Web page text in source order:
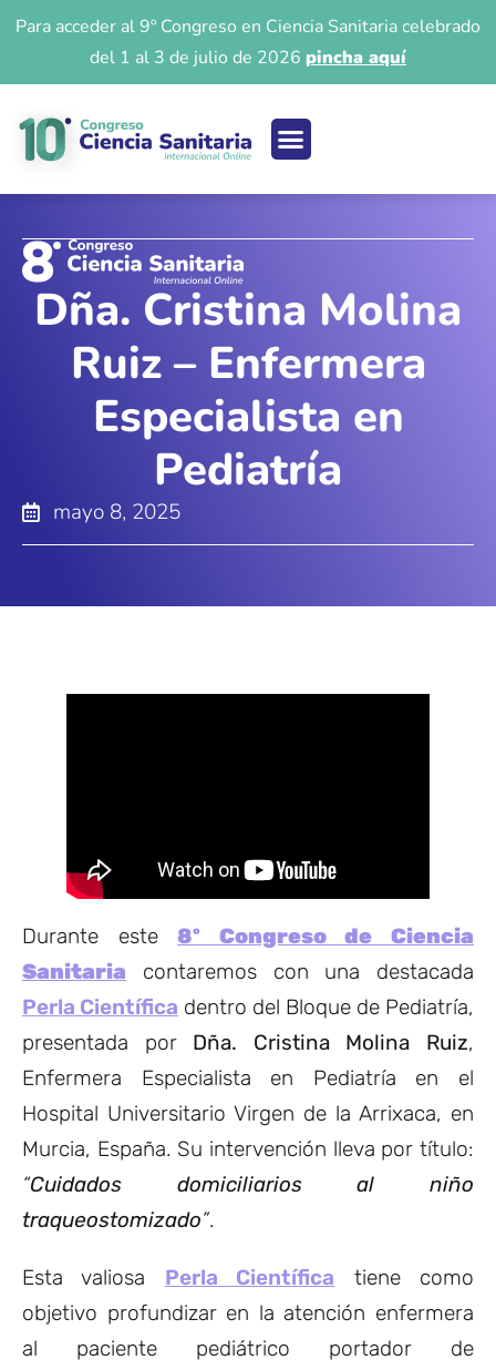
Para acceder al 9º Congreso en Ciencia Sanitaria celebrado
del 1 al 3 de julio de 2026 pincha aquí
Dña. Cristina Molina
Ruiz – Enfermera
Especialista en
Pediatría
mayo 8, 2025
Durante este8º Congreso de Ciencia
Sanitaria contaremos con una destacada
Perla Científica dentro del Bloque de Pediatría,
presentada por Dña. Cristina Molina Ruiz,
Enfermera Especialista en Pediatría en el
Hospital Universitario Virgen de la Arrixaca, en
Murcia, España. Su intervención lleva por título:
“Cuidados domiciliarios al niño
traqueostomizado”.
Esta valiosa Perla Científica tiene como
objetivo profundizar en la atención enfermera
al paciente pediátrico portador de